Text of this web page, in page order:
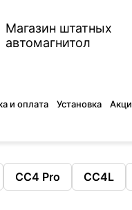
Магазин штатных
автомагнитол
и оплата Установка
CC4 Pro CC4L